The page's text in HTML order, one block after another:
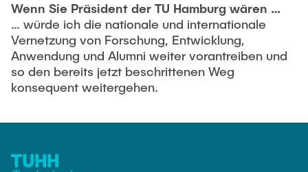
Wenn Sie Präsident der TU Hamburg wären …
… würde ich die nationale und internationale
Vernetzung von Forschung, Entwicklung,
Anwendung und Alumni weiter vorantreiben und
so den bereits jetzt beschrittenen Weg
konsequent weitergehen.